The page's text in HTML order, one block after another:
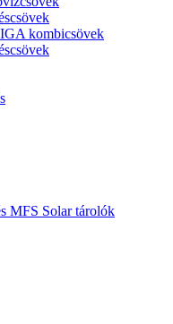
kombicsövek
MFS Solar tárolók